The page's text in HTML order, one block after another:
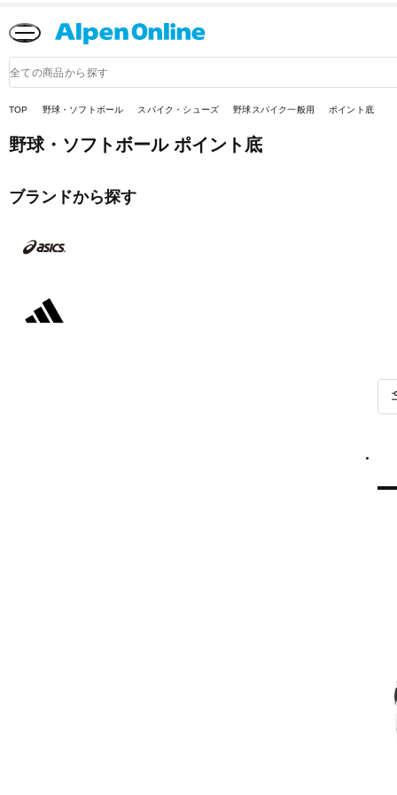
品
検
TOP
野球・ソフトボール スパイク・シューズ 野球スパイク一般用 ポイント底
野球・ソフトボール ポイント底
ブランドから探す